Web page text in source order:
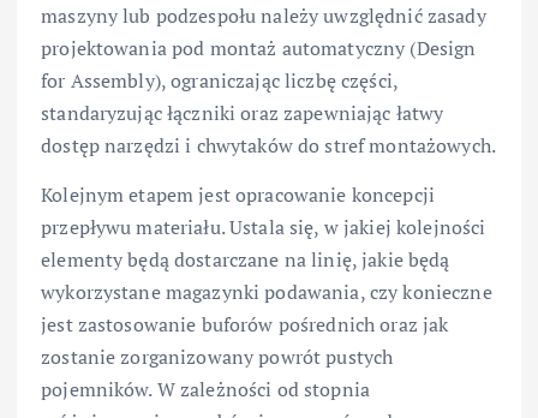
maszyny lub podzespołu należy uwzględnić zasady
projektowania pod montaż automatyczny (Design
for Assembly), ograniczając liczbę części,
standaryzując łączniki oraz zapewniając łatwy
dostęp narzędzi i chwytaków do stref montażowych.
Kolejnym etapem jest opracowanie koncepcji
przepływu materiału. Ustala się, w jakiej kolejności
elementy będą dostarczane na linię, jakie będą
wykorzystane magazynki podawania, czy konieczne
jest zastosowanie buforów pośrednich oraz jak
zostanie zorganizowany powrót pustych
pojemników. W zależności od stopnia